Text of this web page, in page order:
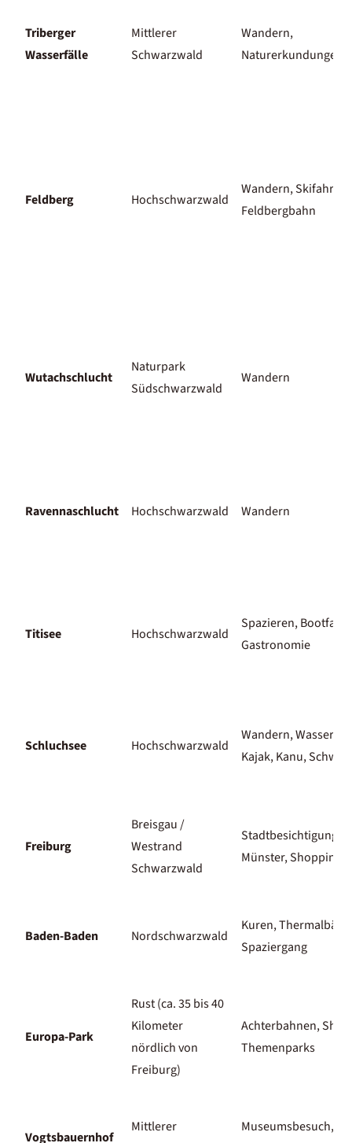
Triberger
Wasserfälle
Mittlerer
Schwarzwald
Wandern,
Naturerkundungen
Feldberg Hochschwarzwald
Wandern, Skifahren,
Feldbergbahn
Wutachschlucht
Naturpark
Südschwarzwald
Wandern
Ravennaschlucht Hochschwarzwald Wandern
Titisee Hochschwarzwald
Spazieren,
Gastronomie
Schluchsee Hochschwarzwald
Wandern,
Kajak, Kanu,
Freiburg
Breisgau /
Westrand
Schwarzwald
Stadtbesichtigung,
Münster, Shopping
Baden-Baden Nordschwarzwald
Kuren,
Spaziergang
Europa-Park
Rust (ca. 35 bis 40
Kilometer
nördlich von
Freiburg)
Achterbahnen,
Themenparks
Vogtsbauernhof
Mittlerer
Museumsbesuch,